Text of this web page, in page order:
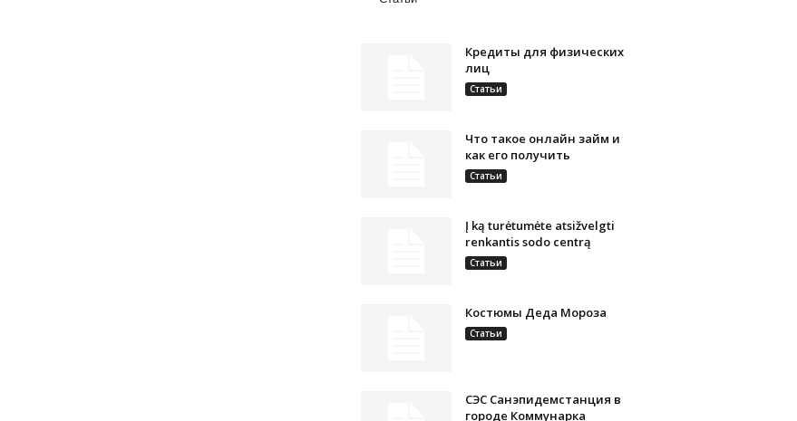
Кредиты для физических
лиц
Статьи
Что такое онлайн займ и
как его получить
Статьи
Į ką turėtumėte atsižvelgti
renkantis sodo centrą
Статьи
Костюмы Деда Мороза
Статьи
СЭС Санэпидемстанция в
городе Коммунарка